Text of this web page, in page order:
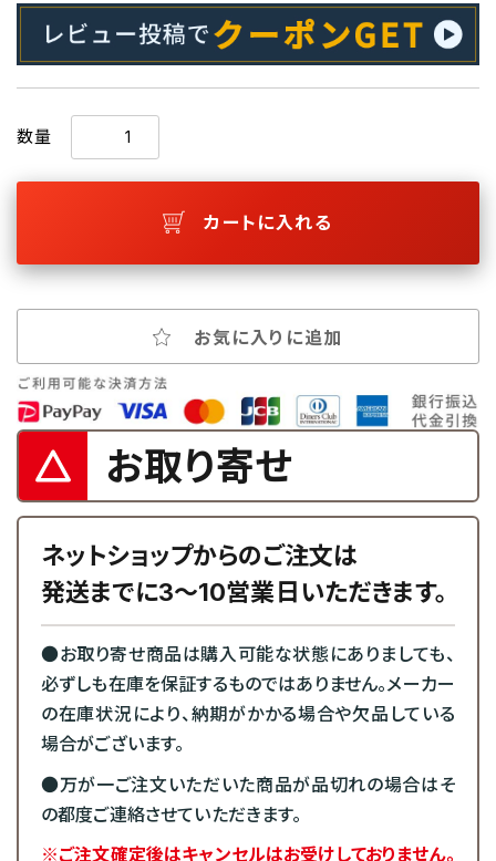
数量
カートに入れる
お気に入りに追加
お取り寄せ
ネットショップからのご注文は
発送までに3～10営業日いただきます。
●お取り寄せ商品は購入可能な状態にありましても、
必ずしも在庫を保証するものではありません。メーカー
の在庫状況により、納期がかかる場合や欠品している
場合がございます。
●万が一ご注文いただいた商品が品切れの場合はそ
の都度ご連絡させていただきます。
※ご注文確定後はキャンセルはお受けしておりません。